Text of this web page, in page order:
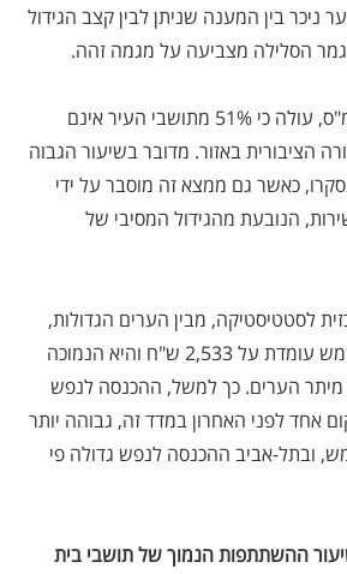
ניכר בין המענה שניתן לבין קצב הגידול
גמר הסלילה מצביעה על מגמה זהה.
באותו סקר שערכה הלמ"ס, עולה כי 51% מתושבי העיר אינם
הציבורית באזור. מדובר בשיעור הגבוה
כאשר גם ממצא זה מוסבר על ידי
הנובעת מהגידול המסיבי של
לסטטיסטיקה, מבין הערים הגדולות,
ההכנסה לנפש בבית שמש עומדת על 2,533 ש"ח והיא הנמוכה
מיתר הערים. כך למשל, ההכנסה לנפש
אחד לפני האחרון במדד זה, גבוהה יותר
שמש, ובתל-אביב ההכנסה לנפש גדולה פי
ההשתתפות הנמוך של תושבי בית